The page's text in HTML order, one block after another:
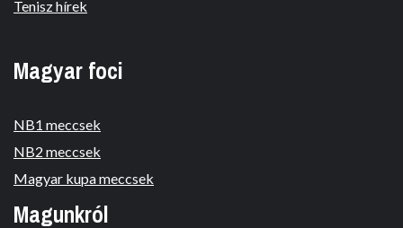
Tenisz hírek
Magyar foci
NB1 meccsek
NB2 meccsek
Magyar kupa meccsek
Magunkról